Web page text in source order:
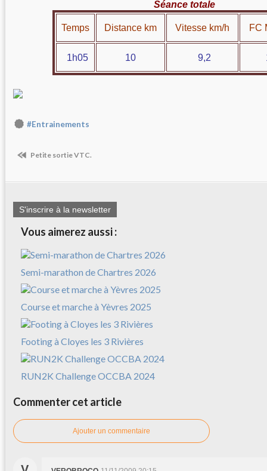
Séance totale
Temps Distance km Vitesse km/h FC
1h05 10 9,2
#Entrainements
Petite sortie VTC.
S'inscrire à la newsletter
Vous aimerez aussi :
Semi-marathon de Chartres 2026
Course et marche à Yèvres 2025
Footing à Cloyes les 3 Rivières
RUN2K Challenge OCCBA 2024
Commenter cet article
Ajouter un commentaire